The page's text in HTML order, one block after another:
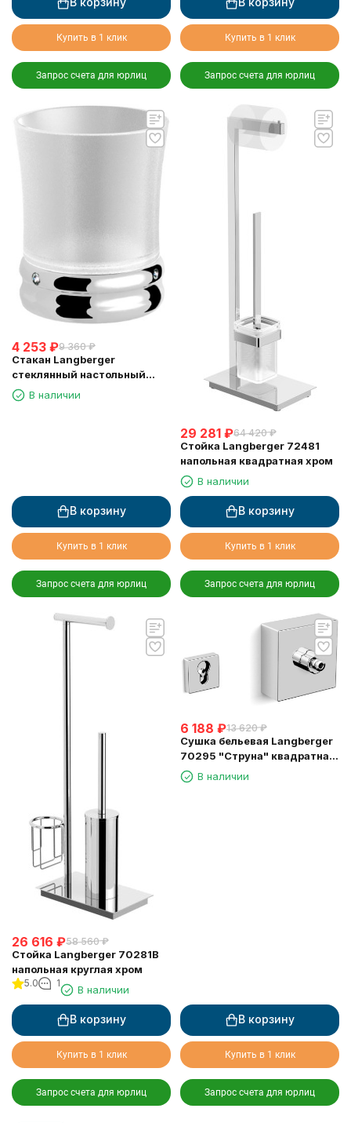
Купить в 1 клик
Запрос счета для юрлиц
Купить в 1 клик
Запрос счета для юрлиц
4 253 ₽9 360 ₽
Стакан Langberger
стеклянный настольный
круглый "Swarovski" 22213A
В наличии
В корзину
Купить в 1 клик
Запрос счета для юрлиц
29 281 ₽64 420 ₽
Стойка Langberger 72481
напольная квадратная хром
В наличии
В корзину
Купить в 1 клик
Запрос счета для юрлиц
26 616 ₽58 560 ₽
Стойка Langberger 70281B
напольная круглая хром
5.0 1
В наличии
В корзину
Купить в 1 клик
Запрос счета для юрлиц
6 188 ₽13 620 ₽
Сушка бельевая Langberger
70295 "Струна" квадратная
длина 2,5м.
В наличии
В корзину
Купить в 1 клик
Запрос счета для юрлиц